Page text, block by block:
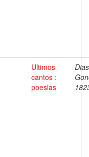
Ultimos
cantos :
poesias